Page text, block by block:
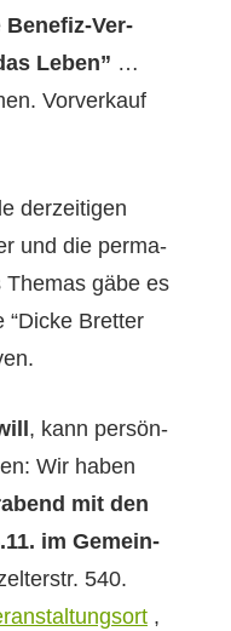
Bene­fiz-Ver­
Leben” …
Vorverkauf
derzeit­i­gen
und die per­ma­
The­mas gäbe es
“Dicke Bret­ter
, kann per­sön­
Wir haben
mit den
im Gemein­
540.
,